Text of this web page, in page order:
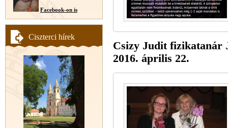
Facebook-on is
Ciszterci hírek
Csizy Judit fizikatanár
2016. április 22.